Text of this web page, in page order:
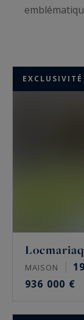
beauté
et activités
EXCLUSIVITÉ
MAISON
936 000 €